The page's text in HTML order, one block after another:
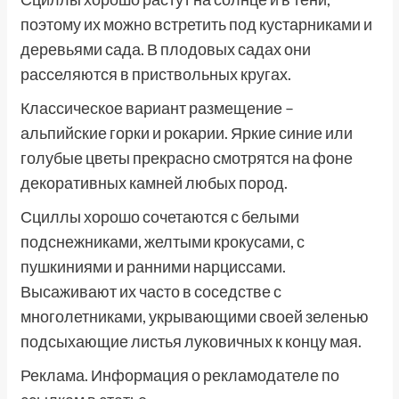
поэтому их можно встретить под кустарниками и
деревьями сада. В плодовых садах они
расселяются в приствольных кругах.
Классическое вариант размещение –
альпийские горки и рокарии. Яркие синие или
голубые цветы прекрасно смотрятся на фоне
декоративных камней любых пород.
Сциллы хорошо сочетаются с белыми
подснежниками, желтыми крокусами, с
пушкиниями и ранними нарциссами.
Высаживают их часто в соседстве с
многолетниками, укрывающими своей зеленью
подсыхающие листья луковичных к концу мая.
Реклама. Информация о рекламодателе по